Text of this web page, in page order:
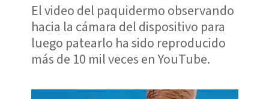
El video del paquidermo observando
hacia la cámara del dispositivo para
luego patearlo ha sido reproducido
más de 10 mil veces en YouTube.